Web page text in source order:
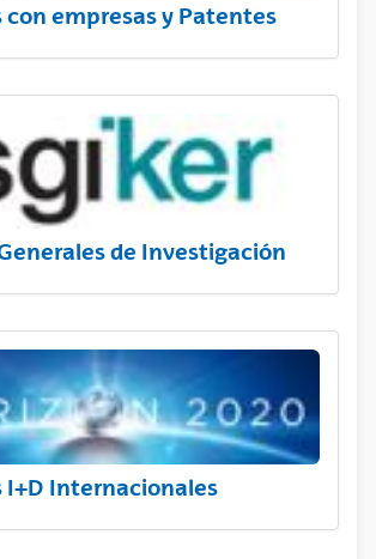
con empresas y Patentes
de Investigación
I+D Internacionales